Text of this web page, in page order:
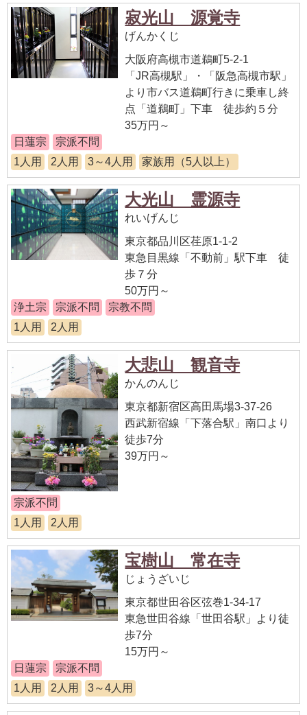
寂光山 源覚寺
げんかくじ
大阪府高槻市道鵜町5-2-1
「JR高槻駅」・「阪急高槻市駅」
より市バス道鵜町行きに乗車し終
点「道鵜町」下車 徒歩約５分
35万円～
日蓮宗
宗派不問
1人用
2人用 3～4人用 家族用（5人以上）
大光山 霊源寺
れいげんじ
東京都品川区荏原1-1-2
東急目黒線「不動前」駅下車 徒
歩７分
50万円～
浄土宗
宗派不問
宗教不問
1人用
2人用
大悲山 観音寺
かんのんじ
東京都新宿区高田馬場3-37-26
西武新宿線「下落合駅」南口より
徒歩7分
39万円～
宗派不問
1人用
2人用
宝樹山 常在寺
じょうざいじ
東京都世田谷区弦巻1-34-17
東急世田谷線「世田谷駅」より徒
歩7分
15万円～
日蓮宗
宗派不問
1人用
2人用 3～4人用